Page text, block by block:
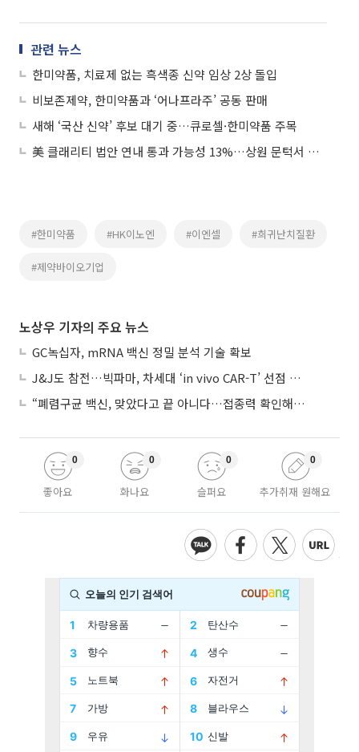
관련 뉴스
한미약품, 치료제 없는 흑색종 신약 임상 2상 돌입
비보존제약, 한미약품과 ‘어나프라주’ 공동 판매
새해 ‘국산 신약’ 후보 대기 중…큐로셀·한미약품 주목
美 클래리티 법안 연내 통과 가능성 13%…상원 문턱서 제동
#한미약품 #HK이노엔 #이엔셀 #희귀난치질환
#제약바이오기업
노상우 기자의 주요 뉴스
GC녹십자, mRNA 백신 정밀 분석 기술 확보
J&J도 참전…빅파마, 차세대 ‘in vivo CAR-T’ 선점 경쟁 본격화
“폐렴구균 백신, 맞았다고 끝 아니다…접종력 확인해야”
좋아요
0
화나요
0
슬퍼요
0
추가취재 원해요
0